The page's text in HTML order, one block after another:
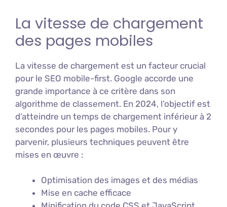
La vitesse de chargement
des pages mobiles
La vitesse de chargement est un facteur crucial
pour le SEO mobile-first. Google accorde une
grande importance à ce critère dans son
algorithme de classement. En 2024, l’objectif est
d’atteindre un temps de chargement inférieur à 2
secondes pour les pages mobiles. Pour y
parvenir, plusieurs techniques peuvent être
mises en œuvre :
Optimisation des images et des médias
Mise en cache efficace